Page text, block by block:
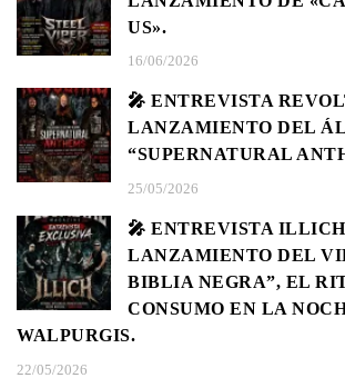
US».
16/06/2026
🎤 ENTREVISTA
LANZAMIENTO DEL
“SUPERNATURAL
25/05/2026
🎤 ENTREVISTA
LANZAMIENTO DEL
BIBLIA NEGRA”, EL
CONSUMO EN LA
WALPURGIS.
22/05/2026